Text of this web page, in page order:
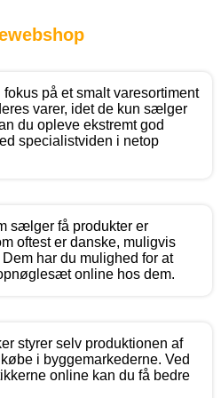
på et smalt varesortiment
varer, idet de kun sælger
du opleve ekstremt god
specialistviden i netop
sælger få produkter er
oftest er danske, muligvis
har du mulighed for at
online hos dem.
styrer selv produktionen af
i byggemarkederne. Ved
online kan du få bedre